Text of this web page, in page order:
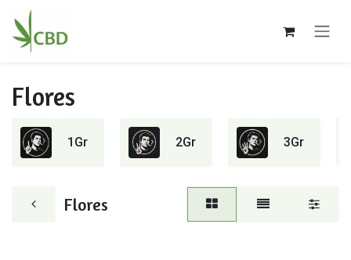
Ir al contenido
Flores
1Gr 2Gr 3Gr
Flores